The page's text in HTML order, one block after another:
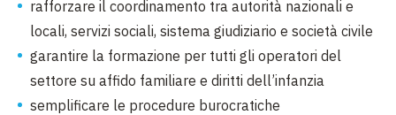
rafforzare il coordinamento tra autorità nazionali e
locali, servizi sociali, sistema giudiziario e società civile
garantire la formazione per tutti gli operatori del
settore su affido familiare e diritti dell’infanzia
semplificare le procedure burocratiche